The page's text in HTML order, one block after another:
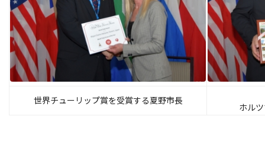
世界チューリップ賞を受賞する夏野市長
ホル